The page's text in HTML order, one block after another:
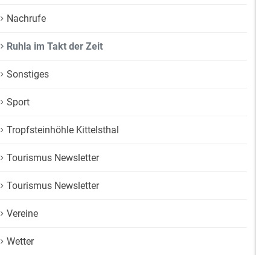
Nachrufe
Ruhla im Takt der Zeit
Sonstiges
Sport
Tropfsteinhöhle Kittelsthal
Tourismus Newsletter
Tourismus Newsletter
Vereine
Wetter